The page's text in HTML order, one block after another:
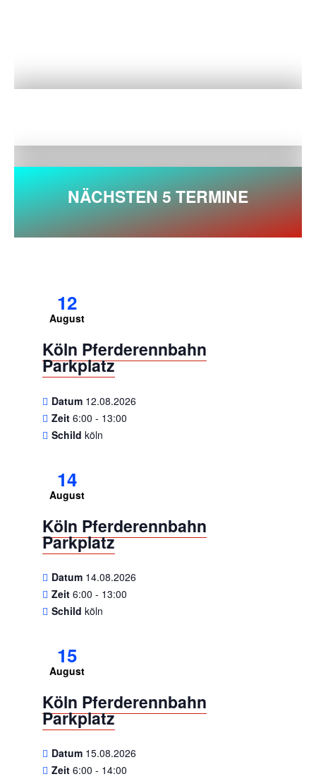
NÄCHSTEN 5 TERMINE
12
August
Köln Pferderennbahn
Parkplatz
Datum 12.08.2026
Zeit 6:00 - 13:00
Schild köln
14
August
Köln Pferderennbahn
Parkplatz
Datum 14.08.2026
Zeit 6:00 - 13:00
Schild köln
15
August
Köln Pferderennbahn
Parkplatz
Datum 15.08.2026
Zeit 6:00 - 14:00